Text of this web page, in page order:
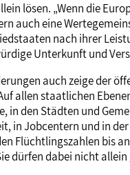
lösen. „Wenn die
auch eine
nach ihrer
Unterkunft und
auch zeige der
allen staatlichen
den Städten und
in Jobcentern und in
Flüchtlingszahlen bis
dürfen dabei nicht allein